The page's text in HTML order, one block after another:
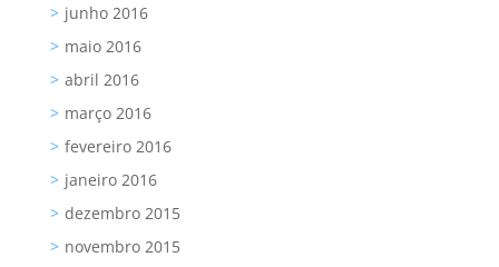
junho 2016
maio 2016
abril 2016
março 2016
fevereiro 2016
janeiro 2016
dezembro 2015
novembro 2015